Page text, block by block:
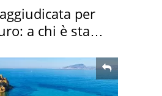
per
a chi è stata